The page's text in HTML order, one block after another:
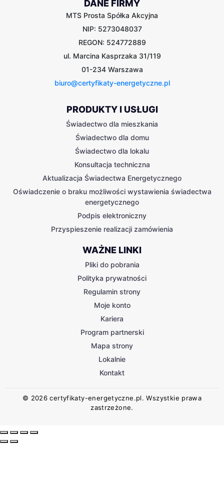
DANE FIRMY
MTS Prosta Spółka Akcyjna
NIP: 5273048037
REGON: 524772889
ul. Marcina Kasprzaka 31/119
01-234 Warszawa
biuro@certyfikaty-energetyczne.pl
PRODUKTY I USŁUGI
Świadectwo dla mieszkania
Świadectwo dla domu
Świadectwo dla lokalu
Konsultacja techniczna
Aktualizacja Świadectwa Energetycznego
Oświadczenie o braku możliwości wystawienia świadectwa
energetycznego
Podpis elektroniczny
Przyspieszenie realizacji zamówienia
WAŻNE LINKI
Pliki do pobrania
Polityka prywatności
Regulamin strony
Moje konto
Kariera
Program partnerski
Mapa strony
Lokalnie
Kontakt
© 2026 certyfikaty-energetyczne.pl. Wszystkie prawa
zastrzeżone.